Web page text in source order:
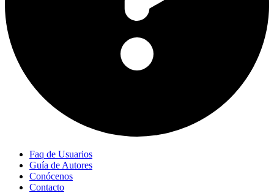
Faq de Usuarios
Guía de Autores
Conócenos
Contacto